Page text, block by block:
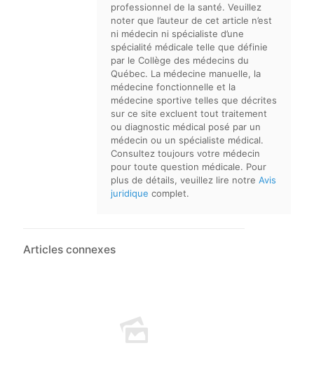
professionnel de la santé. Veuillez
noter que l’auteur de cet article n’est
ni médecin ni spécialiste d’une
spécialité médicale telle que définie
par le Collège des médecins du
Québec. La médecine manuelle, la
médecine fonctionnelle et la
médecine sportive telles que décrites
sur ce site excluent tout traitement
ou diagnostic médical posé par un
médecin ou un spécialiste médical.
Consultez toujours votre médecin
pour toute question médicale. Pour
plus de détails, veuillez lire notre Avis
juridique complet.
Articles connexes